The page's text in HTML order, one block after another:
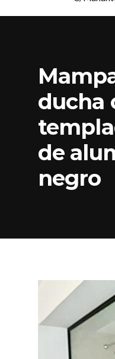
ducha
de
negro